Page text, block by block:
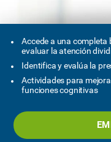
Accede a una
evaluar la atención
Identifica y evalúa la
Actividades para
funciones cognitivas